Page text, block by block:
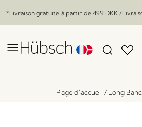
*Livraison gratuite à partir de 499 DKK /
Page d'accueil / Long